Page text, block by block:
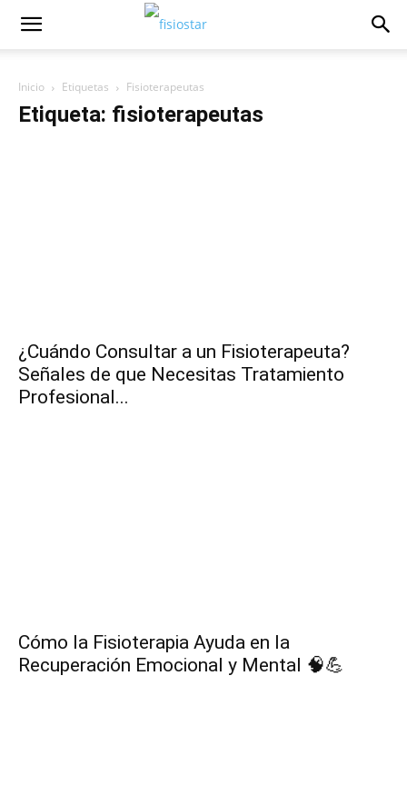
Inicio Etiquetas Fisioterapeutas
Etiqueta: fisioterapeutas
¿Cuándo Consultar a un Fisioterapeuta?
Señales de que Necesitas Tratamiento
Profesional...
Cómo la Fisioterapia Ayuda en la
Recuperación Emocional y Mental 🧠💪